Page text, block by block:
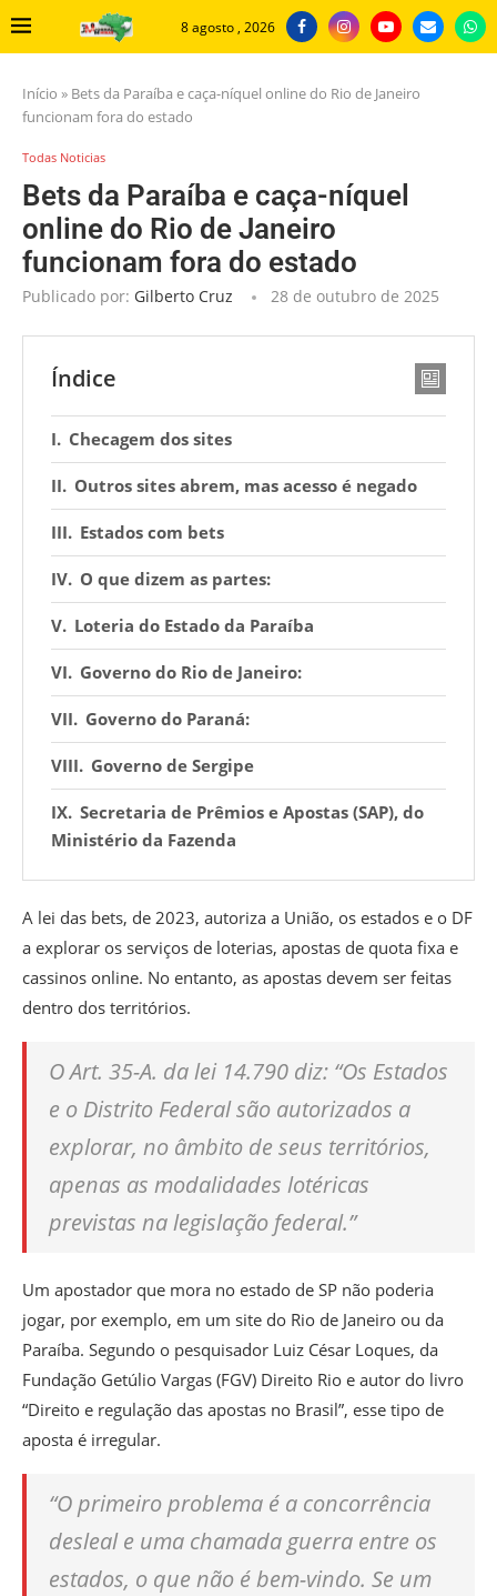
8 agosto , 2026
Início » Bets da Paraíba e caça-níquel online do Rio de Janeiro
funcionam fora do estado
Todas Noticias
Bets da Paraíba e caça-níquel
online do Rio de Janeiro
funcionam fora do estado
Publicado por: Gilberto Cruz 28 de outubro de 2025
Índice
Checagem dos sites
Outros sites abrem, mas acesso é negado
Estados com bets
O que dizem as partes:
Loteria do Estado da Paraíba
Governo do Rio de Janeiro:
Governo do Paraná:
Governo de Sergipe
Secretaria de Prêmios e Apostas (SAP), do
Ministério da Fazenda
A lei das bets, de 2023, autoriza a União, os estados e o DF
a explorar os serviços de loterias, apostas de quota fixa e
cassinos online. No entanto, as apostas devem ser feitas
dentro dos territórios.
O Art. 35-A. da lei 14.790 diz: “Os Estados
e o Distrito Federal são autorizados a
explorar, no âmbito de seus territórios,
apenas as modalidades lotéricas
previstas na legislação federal.”
Um apostador que mora no estado de SP não poderia
jogar, por exemplo, em um site do Rio de Janeiro ou da
Paraíba. Segundo o pesquisador Luiz César Loques, da
Fundação Getúlio Vargas (FGV) Direito Rio e autor do livro
“Direito e regulação das apostas no Brasil”, esse tipo de
aposta é irregular.
“O primeiro problema é a concorrência
desleal e uma chamada guerra entre os
estados, o que não é bem-vindo. Se um